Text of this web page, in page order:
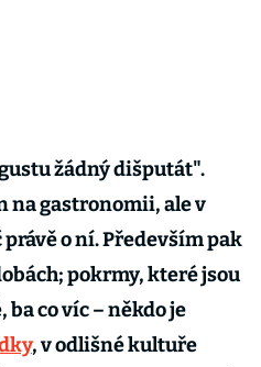
žádný dišputát".
na gastronomii, ale v
o ní. Především pak
pokrmy, které jsou
co víc – někdo je
, v odlišné kultuře